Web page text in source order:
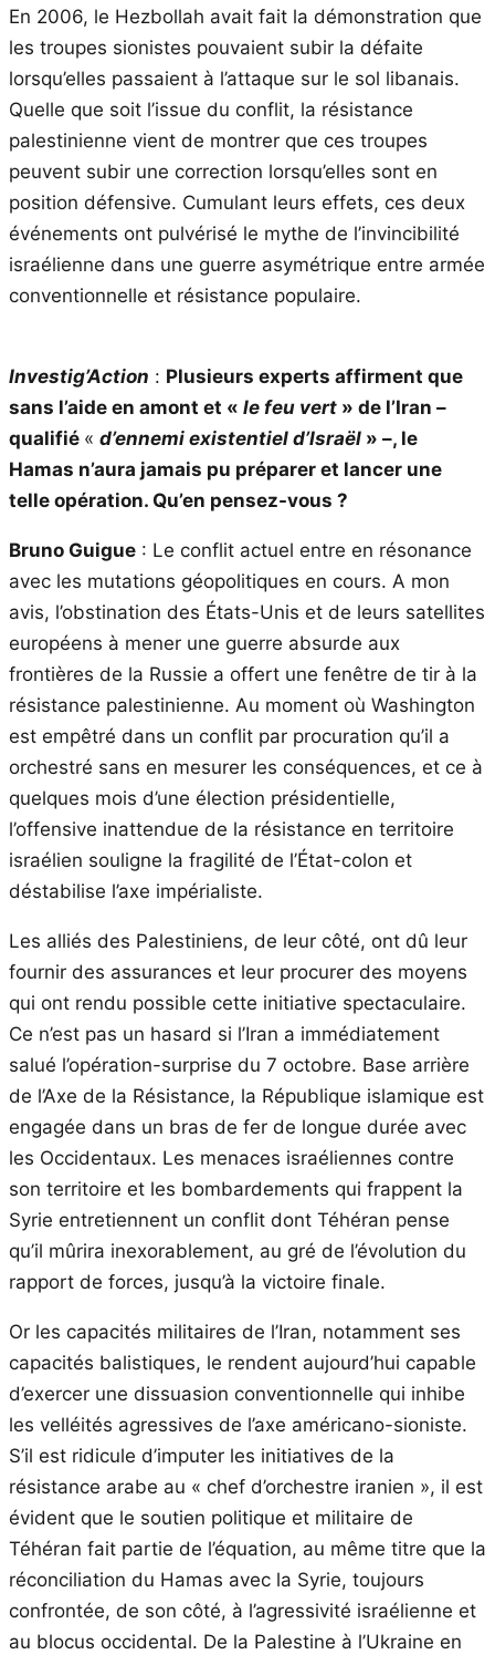
En 2006, le Hezbollah avait fait la démonstration que
les troupes sionistes pouvaient subir la défaite
lorsqu’elles passaient à l’attaque sur le sol libanais.
Quelle que soit l’issue du conflit, la résistance
palestinienne vient de montrer que ces troupes
peuvent subir une correction lorsqu’elles sont en
position défensive. Cumulant leurs effets, ces deux
événements ont pulvérisé le mythe de l’invincibilité
israélienne dans une guerre asymétrique entre armée
conventionnelle et résistance populaire.
Investig’Action : Plusieurs experts affirment que
sans l’aide en amont et « le feu vert » de l’Iran –
qualifié « d’ennemi existentiel d’Israël » –, le
Hamas n’aura jamais pu préparer et lancer une
telle opération. Qu’en pensez-vous ?
Bruno Guigue : Le conflit actuel entre en résonance
avec les mutations géopolitiques en cours. A mon
avis, l’obstination des États-Unis et de leurs satellites
européens à mener une guerre absurde aux
frontières de la Russie a offert une fenêtre de tir à la
résistance palestinienne. Au moment où Washington
est empêtré dans un conflit par procuration qu’il a
orchestré sans en mesurer les conséquences, et ce à
quelques mois d’une élection présidentielle,
l’offensive inattendue de la résistance en territoire
israélien souligne la fragilité de l’État-colon et
déstabilise l’axe impérialiste.
Les alliés des Palestiniens, de leur côté, ont dû leur
fournir des assurances et leur procurer des moyens
qui ont rendu possible cette initiative spectaculaire.
Ce n’est pas un hasard si l’Iran a immédiatement
salué l’opération-surprise du 7 octobre. Base arrière
de l’Axe de la Résistance, la République islamique est
engagée dans un bras de fer de longue durée avec
les Occidentaux. Les menaces israéliennes contre
son territoire et les bombardements qui frappent la
Syrie entretiennent un conflit dont Téhéran pense
qu’il mûrira inexorablement, au gré de l’évolution du
rapport de forces, jusqu’à la victoire finale.
Or les capacités militaires de l’Iran, notamment ses
capacités balistiques, le rendent aujourd’hui capable
d’exercer une dissuasion conventionnelle qui inhibe
les velléités agressives de l’axe américano-sioniste.
S’il est ridicule d’imputer les initiatives de la
résistance arabe au « chef d’orchestre iranien », il est
évident que le soutien politique et militaire de
Téhéran fait partie de l’équation, au même titre que la
réconciliation du Hamas avec la Syrie, toujours
confrontée, de son côté, à l’agressivité israélienne et
au blocus occidental. De la Palestine à l’Ukraine en